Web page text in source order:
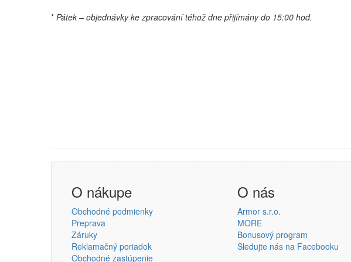
* Pátek – objednávky ke zpracování téhož dne přijímány do 15:00 hod.
O nákupe
Obchodné podmienky
Preprava
Záruky
Reklamačný poriadok
Obchodné zastúpenie
O nás
Armor s.r.o.
MORE
Bonusový program
Sledujte nás na Facebooku